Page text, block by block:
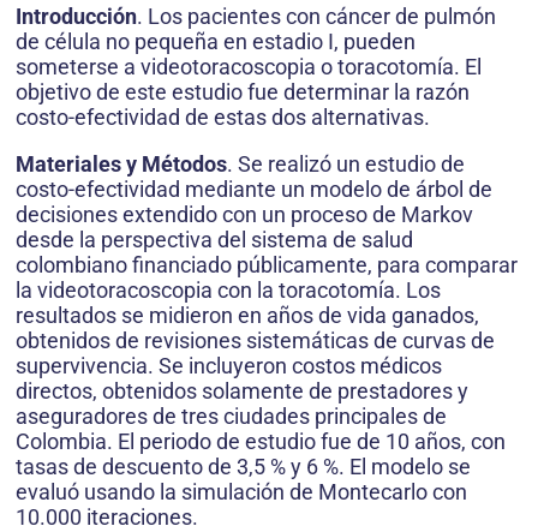
Introducción. Los pacientes con cáncer de pulmón
de célula no pequeña en estadio I, pueden
someterse a videotoracoscopia o toracotomía. El
objetivo de este estudio fue determinar la razón
costo-efectividad de estas dos alternativas.
Materiales y Métodos. Se realizó un estudio de
costo-efectividad mediante un modelo de árbol de
decisiones extendido con un proceso de Markov
desde la perspectiva del sistema de salud
colombiano financiado públicamente, para comparar
la videotoracoscopia con la toracotomía. Los
resultados se midieron en años de vida ganados,
obtenidos de revisiones sistemáticas de curvas de
supervivencia. Se incluyeron costos médicos
directos, obtenidos solamente de prestadores y
aseguradores de tres ciudades principales de
Colombia. El periodo de estudio fue de 10 años, con
tasas de descuento de 3,5 % y 6 %. El modelo se
evaluó usando la simulación de Montecarlo con
10.000 iteraciones.